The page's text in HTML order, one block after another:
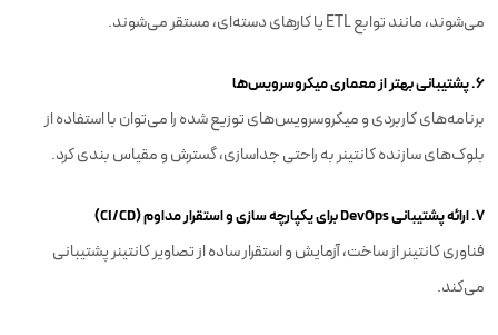
می‌شوند، مانند توابع ETL یا کارهای دسته‌ای، مستقر می‌شوند.
۶. پشتیبانی بهتر از معماری میکروسرویس‌ها
برنامه‌های کاربردی و میکروسرویس‌های توزیع شده را می‌توان با استفاده از
بلوک‌های سازنده کانتینر به راحتی جداسازی، گسترش و مقیاس بندی کرد.
۷. ارائه پشتیبانی DevOps برای یکپارچه سازی و استقرار مداوم (CI/CD)
فناوری کانتینر از ساخت، آزمایش و استقرار ساده از تصاویر کانتینر پشتیبانی
می‌کند.